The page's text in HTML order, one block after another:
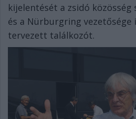
kijelentését a zsidó közösség
és a Nürburgring vezetősége
tervezett találkozót.